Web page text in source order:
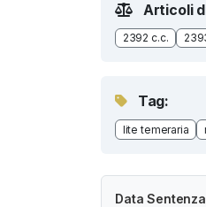
Articoli
2392 c.c.
Tag:
lite temeraria
Data